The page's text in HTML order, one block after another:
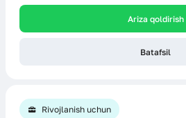
Ariza qoldirish
Batafsil
Rivojlanish uchun